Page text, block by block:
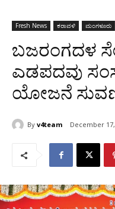
Fresh News ಕರಾವಳಿ ಮಂಗಳೂರು
ಬಜರಂಗದಳ
ಎಡಪದವು
ಯೋಜನೆ
By v4team December